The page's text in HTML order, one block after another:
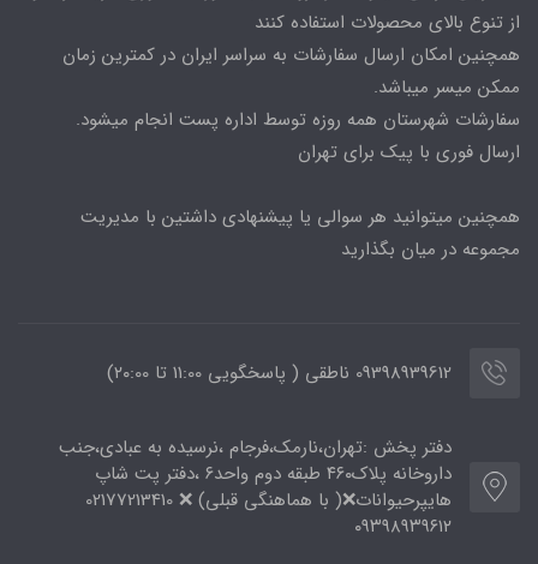
از تنوع بالای محصولات استفاده کنند
همچنین امکان ارسال سفارشات به سراسر ایران در کمترین زمان
ممکن میسر میباشد.
سفارشات شهرستان همه روزه توسط اداره پست انجام میشود.
ارسال فوری با پیک برای تهران
همچنین میتوانید هر سوالی یا پیشنهادی داشتین با مدیریت
مجموعه در میان بگذارید
09398939612 ناطقی ( پاسخگویی 11:00 تا ۲۰:00)
دفتر پخش :تهران،نارمک،فرجام ،نرسیده به عبادی،جنب
داروخانه پلاک۴۶۰ طبقه دوم واحد۶ ،دفتر پت شاپ
هایپرحیوانات❌( با هماهنگی قبلی) ❌ 02177213410
۰۹۳۹۸۹۳۹۶۱۲